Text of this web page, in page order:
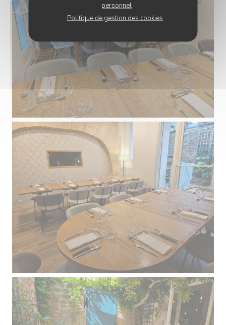
personnel
Politique de gestion des cookies